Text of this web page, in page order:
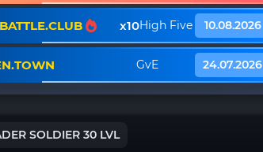
x10High Five 10.08.2026
GvE 24.07.2026
SOLDIER 30 LVL